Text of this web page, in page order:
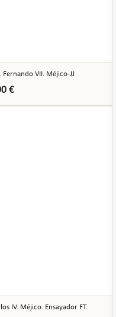
Fernando VII. Méjico-JJ
€
IV. Méjico. Ensayador FT.